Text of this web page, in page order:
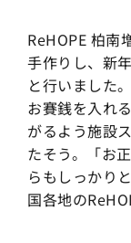
ReHOPE 柏南
手作りし、新
と行いました
お賽銭を入れ
がるよう施設
たそう。「お
らもしっかり
国各地の